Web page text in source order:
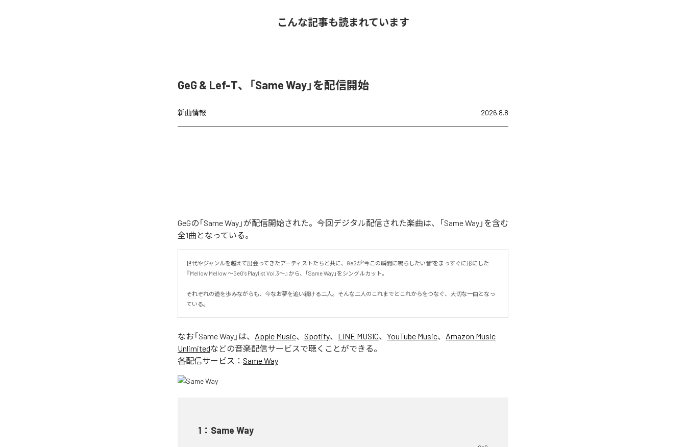
こんな記事も読まれています
GeG & Lef-T、「Same Way」を配信開始
新曲情報 2026.8.8
GeGの「Same Way」が配信開始された。今回デジタル配信された楽曲は、「Same Way」を含む
全1曲となっている。
世代やジャンルを越えて出会ってきたアーティストたちと共に、GeGが“今この瞬間に鳴らしたい音”をまっすぐに形にした
『Mellow Mellow ～GeG’s Playlist Vol.3～』から、「Same Way」をシングルカット。
それぞれの道を歩みながらも、今なお夢を追い続ける二人。そんな二人のこれまでとこれからをつなぐ、大切な一曲となっ
ている。
なお「Same Way 」は、 Apple Music、 Spotify、 LINE MUSIC、 YouTube Music、 Amazon Music
Unlimitedなどの音楽配信サービスで聴くことができる。
各配信サービス： Same Way
1 ： Same Way